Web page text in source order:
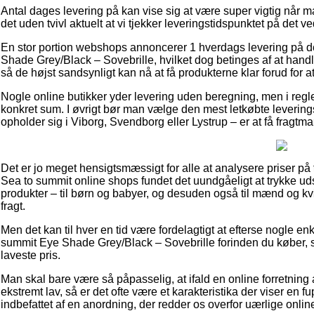
Antal dages levering på kan vise sig at være super vigtig når
det uden tvivl aktuelt at vi tjekker leveringstidspunktet på det
En stor portion webshops annoncerer 1 hverdags levering på
Shade Grey/Black – Sovebrille, hvilket dog betinges af at
så de højst sandsynligt kan nå at få produkterne klar forud for
Nogle online butikker yder levering uden beregning, men i
konkret sum. I øvrigt bør man vælge den mest letkøbte
opholder sig i Viborg, Svendborg eller Lystrup – er at få
Det er jo meget hensigtsmæssigt for alle at analysere priser
Sea to summit online shops fundet det uundgåeligt at trykke
produkter – til børn og babyer, og desuden også til mænd og
fragt.
Men det kan til hver en tid være fordelagtigt at efterse nogle
summit Eye Shade Grey/Black – Sovebrille forinden du køber,
laveste pris.
Man skal bare være så påpasselig, at ifald en online
ekstremt lav, så er det ofte være et karakteristika der viser en
indbefattet af en anordning, der redder os overfor uærlige